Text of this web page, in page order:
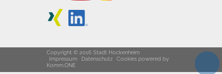
Copyright © 2016 Stadt Hockenheim
Impressum
Datenschutz Cookies powered by
Komm.ONE